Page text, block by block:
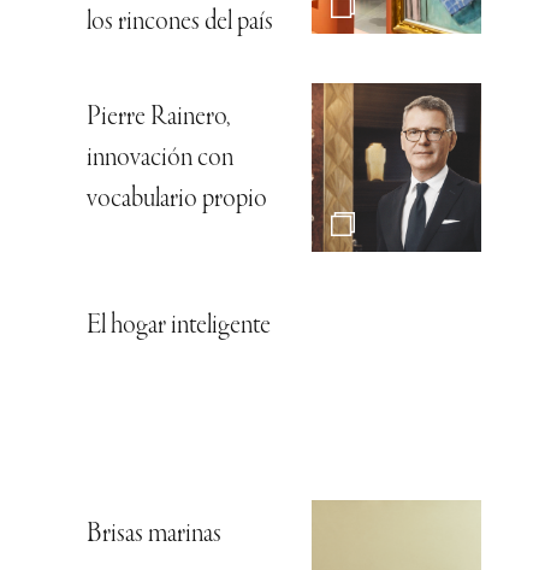
los rincones del país
Pierre Rainero,
innovación con
vocabulario propio
El hogar inteligente
Brisas marinas